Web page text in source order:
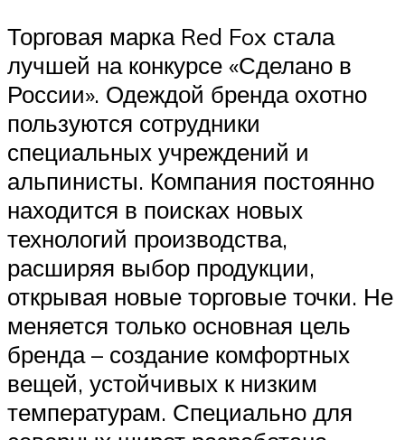
Торговая марка Red Fox стала
лучшей на конкурсе «Сделано в
России». Одеждой бренда охотно
пользуются сотрудники
специальных учреждений и
альпинисты. Компания постоянно
находится в поисках новых
технологий производства,
расширяя выбор продукции,
открывая новые торговые точки. Не
меняется только основная цель
бренда – создание комфортных
вещей, устойчивых к низким
температурам. Специально для